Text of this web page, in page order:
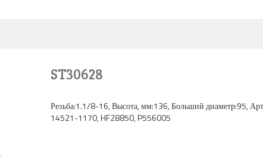
ST30628
Резьба:1.1/8-16, Высота, мм:136, Больший диаметр:95,
14521-1170, HF28850, P556005